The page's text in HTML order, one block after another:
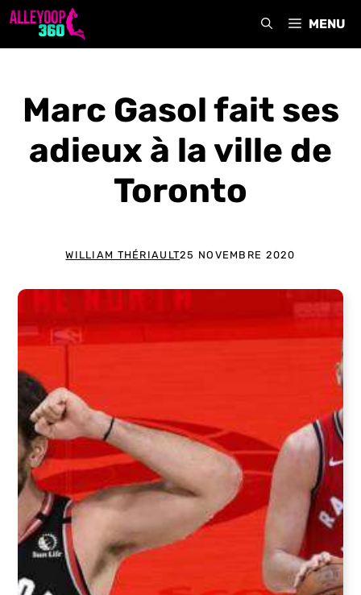
Aller
MENU
Marc Gasol fait ses
adieux à la ville de
Toronto
WILLIAM THÉRIAULT25 NOVEMBRE 2020